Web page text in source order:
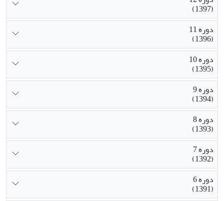
(1397)
دوره 11
(1396)
دوره 10
(1395)
دوره 9
(1394)
دوره 8
(1393)
دوره 7
(1392)
دوره 6
(1391)